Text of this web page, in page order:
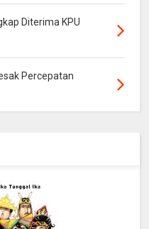
Diterima KPU
Percepatan